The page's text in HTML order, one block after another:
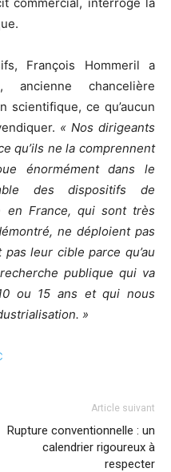
François Hommeril a
ancienne chancelière
scientifique, ce qu’aucun
« Nos dirigeants
qu’ils ne la comprennent
énormément dans le
des dispositifs de
en France, qui sont très
ne déploient pas
leur cible parce qu’au
publique qui va
ou 15 ans et qui nous
»
Article suivant
Rupture conventionnelle : un
calendrier rigoureux à
respecter